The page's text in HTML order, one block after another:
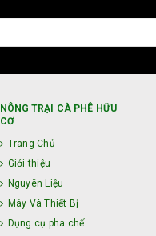
NÔNG TRẠI CÀ PHÊ HỮU
CƠ
Trang Chủ
Giới thiệu
Nguyên Liệu
Máy Và Thiết Bị
Dụng cụ pha chế